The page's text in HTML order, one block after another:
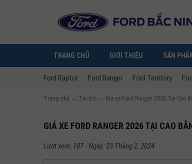
TRANG CHỦ GIỚI THIỆU SẢN
Ford Raptor Ford Ranger Ford Territory
Trang chủ → Tin tức → Giá xe Ford Ranger 2026 Tại Cao
GIÁ XE FORD RANGER 2026 TẠI CAO
Lượt xem: 187 - Ngày: 23 Tháng 2, 2024